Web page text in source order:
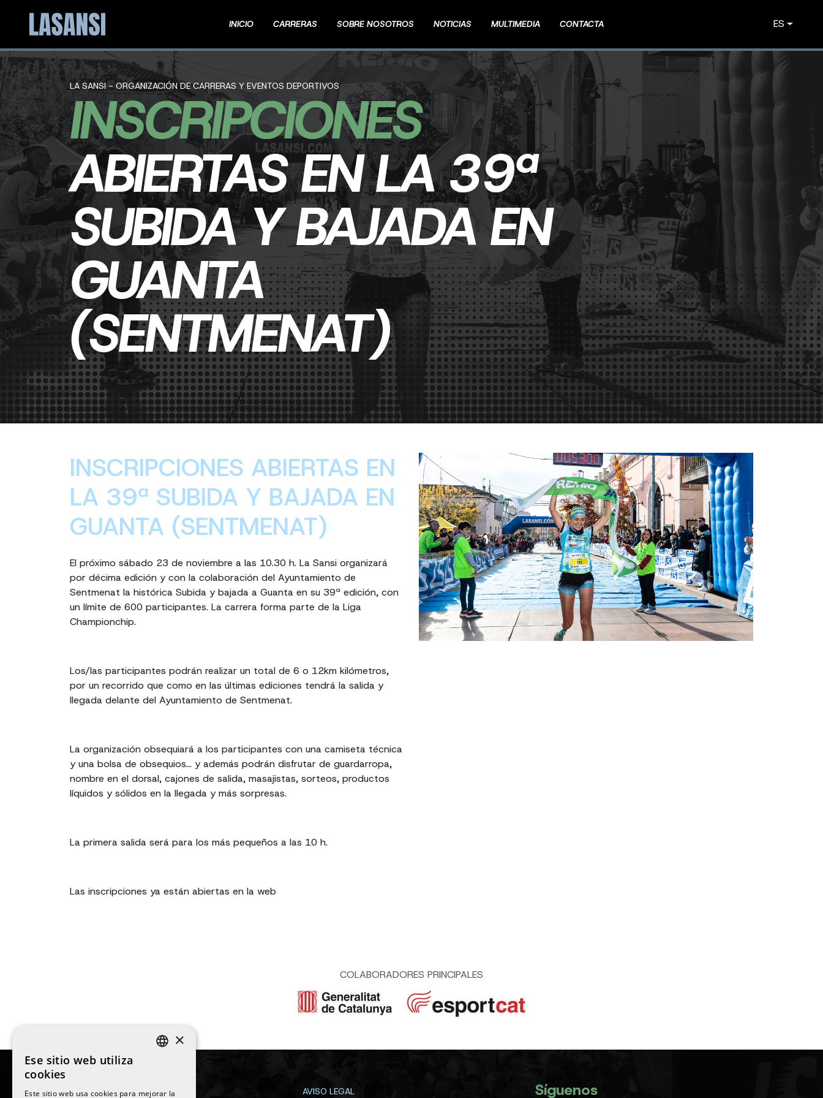
INICIO CARRERAS SOBRE NOSOTROS NOTICIAS MULTIMEDIA CONTACTA ES
LA SANSI - ORGANIZACIÓN DE CARRERAS Y EVENTOS DEPORTIVOS
INSCRIPCIONES
ABIERTAS EN LA 39ª
SUBIDA Y BAJADA EN
GUANTA
(SENTMENAT)
INSCRIPCIONES ABIERTAS EN
LA 39ª SUBIDA Y BAJADA EN
GUANTA (SENTMENAT)
El próximo sábado 23 de noviembre a las 10.30 h. La Sansi organizará
por décima edición y con la colaboración del Ayuntamiento de
Sentmenat la histórica Subida y bajada a Guanta en su 39ª edición, con
un límite de 600 participantes. La carrera forma parte de la Liga
Championchip.
Los/las participantes podrán realizar un total de 6 o 12km kilómetros,
por un recorrido que como en las últimas ediciones tendrá la salida y
llegada delante del Ayuntamiento de Sentmenat.
La organización obsequiará a los participantes con una camiseta técnica
y una bolsa de obsequios… y además podrán disfrutar de guardarropa,
nombre en el dorsal, cajones de salida, masajistas, sorteos, productos
líquidos y sólidos en la llegada y más sorpresas.
La primera salida será para los más pequeños a las 10 h.
Las inscripciones ya están abiertas en la web
COLABORADORES PRINCIPALES
AVISO LEGAL Síguenos
×
Ese sitio web utiliza
cookies
Este sitio web usa cookies para mejorar la